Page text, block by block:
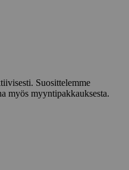
Suosittelemme
myös myyntipakkauksesta.